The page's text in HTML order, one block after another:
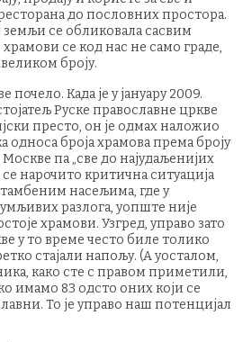
до пословних простора.
се обликовала сасвим
храмови се код нас не само граде,
броју.
почело. Када је у јануару 2009.
Руске православне цркве
престо, он је одмах наложио
односа броја храмова према броју
па „све до најудаљенијих
нарочито критична ситуација
насељима, где у
разлога, уопште није
храмови. Узгред, управо зато
у то време често биле толико
стајали напољу. (А уосталом,
како сте с правом приметили,
имамо 83 одсто оних који се
То је управо наш потенцијал